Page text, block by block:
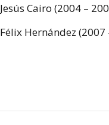
Jesús Cairo (2004 –
Félix Hernández (2007